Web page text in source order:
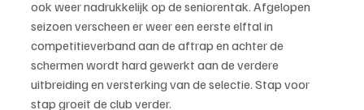
ook weer nadrukkelijk op de seniorentak. Afgelopen
seizoen verscheen er weer een eerste elftal in
competitieverband aan de aftrap en achter de
schermen wordt hard gewerkt aan de verdere
uitbreiding en versterking van de selectie. Stap voor
stap groeit de club verder.